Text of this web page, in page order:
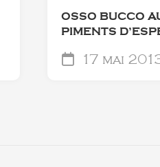
OSSO BUCCO
PIMENTS
17 mai